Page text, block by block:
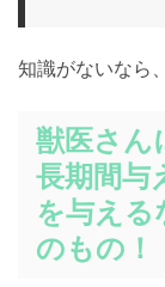
知識がないなら
獣医さん
長期間与
を与える
のもの！